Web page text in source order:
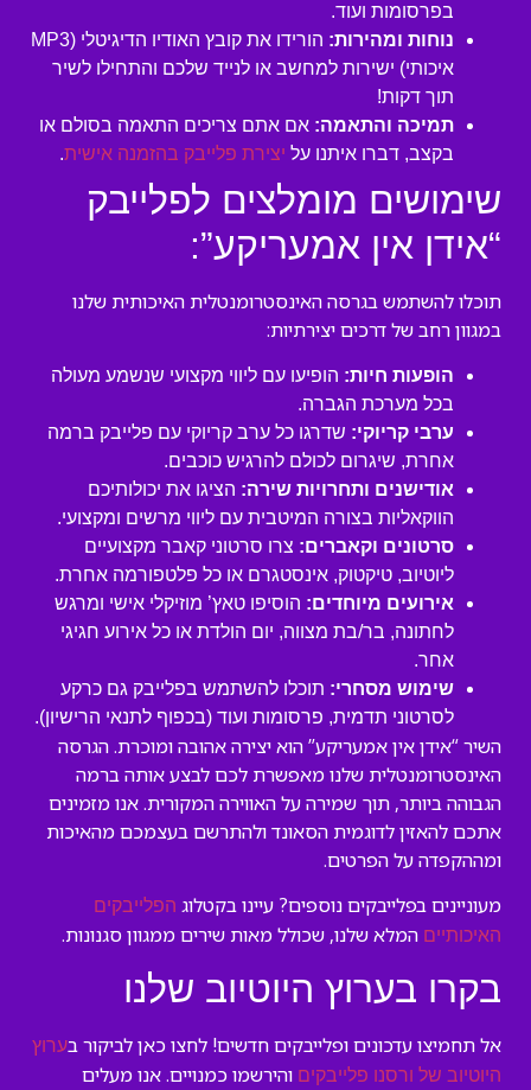
בפרסומות ועוד.
נוחות ומהירות:
הורידו את קובץ האודיו הדיגיטלי (MP3
איכותי) ישירות למחשב או לנייד שלכם והתחילו לשיר
תוך דקות!
תמיכה והתאמה: אם אתם צריכים התאמה בסולם או
בקצב, דברו איתנו על יצירת פלייבק בהזמנה אישית.
שימושים מומלצים לפלייבק
“אידן אין אמעריקע”:
תוכלו להשתמש בגרסה האינסטרומנטלית האיכותית שלנו
במגוון רחב של דרכים יצירתיות:
הופעות חיות: הופיעו עם ליווי מקצועי שנשמע מעולה
בכל מערכת הגברה.
ערבי קריוקי: שדרגו כל ערב קריוקי עם פלייבק ברמה
אחרת, שיגרום לכולם להרגיש כוכבים.
אודישנים ותחרויות שירה: הציגו את יכולותיכם
הווקאליות בצורה המיטבית עם ליווי מרשים ומקצועי.
סרטונים וקאברים: צרו סרטוני קאבר מקצועיים
ליוטיוב, טיקטוק, אינסטגרם או כל פלטפורמה אחרת.
אירועים מיוחדים: הוסיפו טאץ’ מוזיקלי אישי ומרגש
לחתונה, בר/בת מצווה, יום הולדת או כל אירוע חגיגי
אחר.
שימוש מסחרי: תוכלו להשתמש בפלייבק גם כרקע
לסרטוני תדמית, פרסומות ועוד (בכפוף לתנאי הרישיון).
השיר “אידן אין אמעריקע” הוא יצירה אהובה ומוכרת. הגרסה
האינסטרומנטלית שלנו מאפשרת לכם לבצע אותה ברמה
הגבוהה ביותר, תוך שמירה על האווירה המקורית. אנו מזמינים
אתכם להאזין לדוגמית הסאונד ולהתרשם בעצמכם מהאיכות
ומההקפדה על הפרטים.
מעוניינים בפלייבקים נוספים? עיינו בקטלוג הפלייבקים
האיכותיים המלא שלנו, שכולל מאות שירים ממגוון סגנונות.
בקרו בערוץ היוטיוב שלנו
אל תחמיצו עדכונים ופלייבקים חדשים! לחצו כאן לביקור בערוץ
היוטיוב של ורסנו פלייבקים והירשמו כמנויים. אנו מעלים